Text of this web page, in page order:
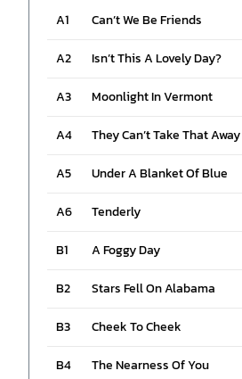
A1 Can’t We Be Friends
A2 Isn’t This A Lovely Day?
A3 Moonlight In Vermont
A4 They Can’t Take That
A5 Under A Blanket Of Blue
A6 Tenderly
B1 A Foggy Day
B2 Stars Fell On Alabama
B3 Cheek To Cheek
B4 The Nearness Of You